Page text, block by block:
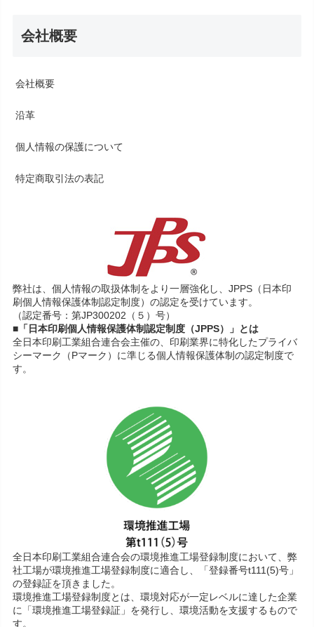
会社概要
会社概要
沿革
個人情報の保護について
特定商取引法の表記
弊社は、個人情報の取扱体制をより一層強化し、JPPS（日本印
刷個人情報保護体制認定制度）の認定を受けています。
（認定番号：第JP300202（５）号）
■「日本印刷個人情報保護体制認定制度（JPPS）」とは
全日本印刷工業組合連合会主催の、印刷業界に特化したプライバ
シーマーク（Pマーク）に準じる個人情報保護体制の認定制度で
す。
全日本印刷工業組合連合会の環境推進工場登録制度において、弊
社工場が環境推進工場登録制度に適合し、「登録番号t111(5)号」
の登録証を頂きました。
環境推進工場登録制度とは、環境対応が一定レベルに達した企業
に「環境推進工場登録証」を発行し、環境活動を支援するもので
す。